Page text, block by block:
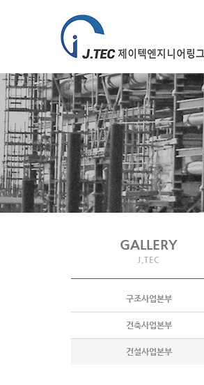
GALLERY
J.TEC
구조사업본부
건축사업본부
건설사업본부